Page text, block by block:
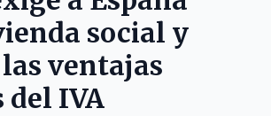
social y
ventajas
del IVA